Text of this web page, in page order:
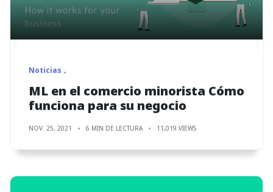
Noticias
ML en el comercio minorista Cómo
funciona para su negocio
NOV. 25, 2021 6 MIN DE LECTURA 11,019 VIEWS